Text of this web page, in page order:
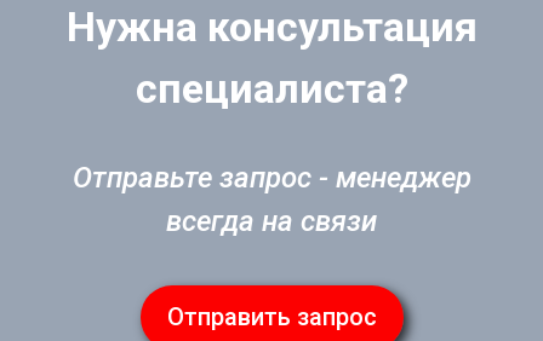
Нужна консультация
специалиста?
Отправьте запрос - менеджер
всегда на связи
Отправить запрос